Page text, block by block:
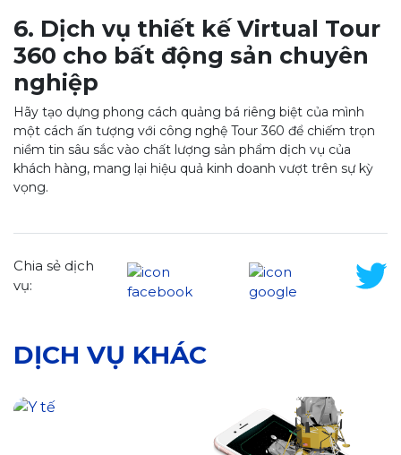
6. Dịch vụ thiết kế Virtual Tour
360 cho bất động sản chuyên
nghiệp
Hãy tạo dựng phong cách quảng bá riêng biệt của mình
một cách ấn tượng với công nghệ Tour 360 để chiếm trọn
niềm tin sâu sắc vào chất lượng sản phẩm dịch vụ của
khách hàng, mang lại hiệu quả kinh doanh vượt trên sự kỳ
vọng.
Chia sẻ dịch
vụ:
DỊCH VỤ KHÁC